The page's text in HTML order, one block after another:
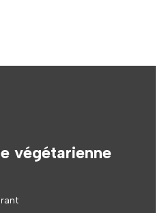
végétarienne